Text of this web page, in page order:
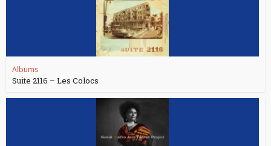
Albums
Suite 2116 – Les Colocs